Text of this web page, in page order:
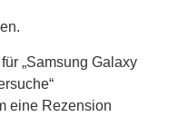
„Samsung Galaxy
eine Rezension